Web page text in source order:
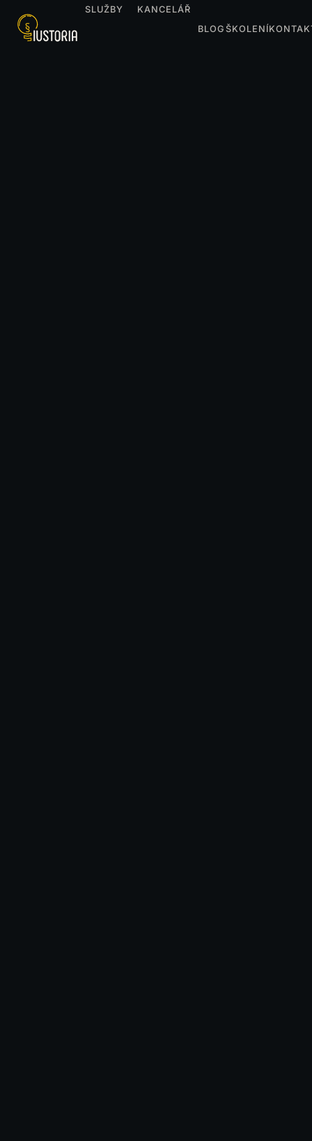
SLUŽBY
KANCELÁŘ
BLOG ŠKOLENÍ